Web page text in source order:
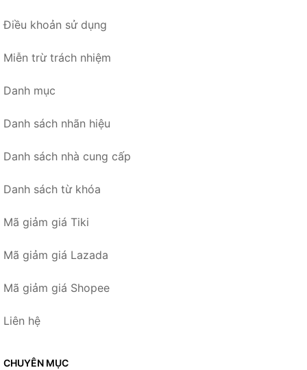
Điều khoản sử dụng
Miễn trừ trách nhiệm
Danh mục
Danh sách nhãn hiệu
Danh sách nhà cung cấp
Danh sách từ khóa
Mã giảm giá Tiki
Mã giảm giá Lazada
Mã giảm giá Shopee
Liên hệ
CHUYÊN MỤC